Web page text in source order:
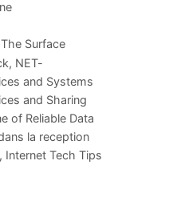
Surface
NET-
and Systems
and Sharing
of Reliable Data
la reception
Internet Tech Tips